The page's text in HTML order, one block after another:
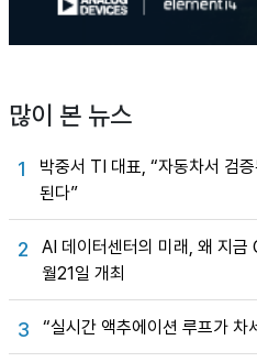
많이 본 뉴스
1
박중서 TI 대표, “자동차서 검
된다”
2
AI 데이터센터의 미래, 왜 지
월21일 개최
3 “실시간 액추에이션 루프가 차